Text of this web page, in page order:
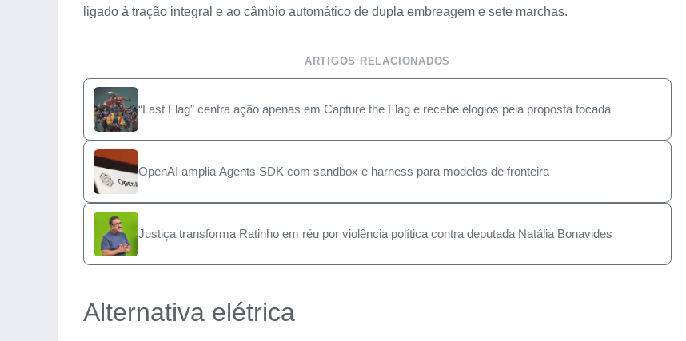
ligado à tração integral e ao câmbio automático de dupla embreagem e sete marchas.
ARTIGOS RELACIONADOS
“Last Flag” centra ação apenas em Capture the Flag e recebe elogios pela proposta focada
OpenAI amplia Agents SDK com sandbox e harness para modelos de fronteira
Justiça transforma Ratinho em réu por violência política contra deputada Natália Bonavides
Alternativa elétrica